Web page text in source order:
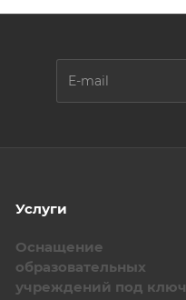
Услуги
Оснащение
образовательных
учреждений под ключ